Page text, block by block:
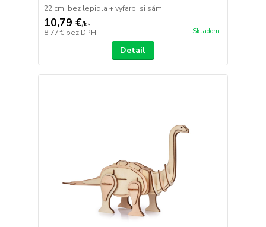
22 cm, bez lepidla + vyfarbi si sám.
10,79 €/ks
8,77 € bez DPH Skladom
Detail